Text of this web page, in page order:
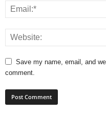
Save my name, email, and
comment.